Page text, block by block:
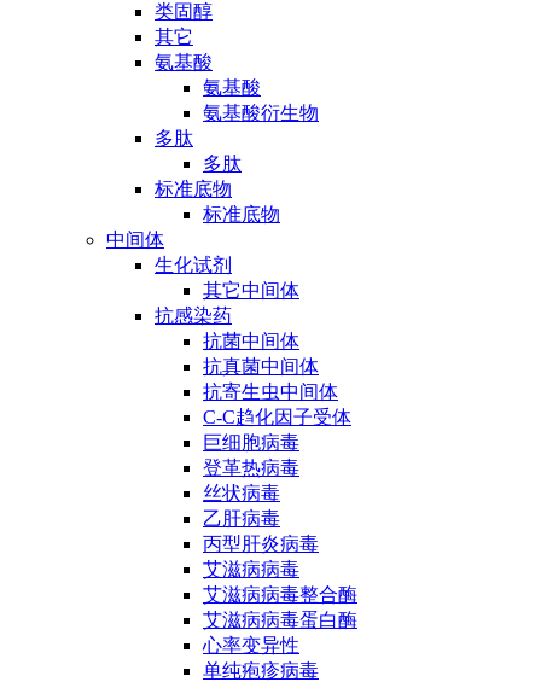
类固醇
其它
氨基酸
氨基酸
氨基酸衍生物
多肽
多肽
标准底物
标准底物
中间体
生化试剂
其它中间体
抗感染药
抗菌中间体
抗真菌中间体
抗寄生虫中间体
C-C趋化因子受体
巨细胞病毒
登革热病毒
丝状病毒
乙肝病毒
丙型肝炎病毒
艾滋病病毒
艾滋病病毒整合酶
艾滋病病毒蛋白酶
心率变异性
单纯疱疹病毒